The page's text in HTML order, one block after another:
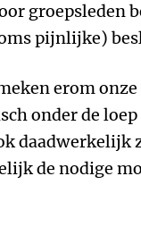
groepsleden
pijnlijke)
erom
onder de loep
daadwerkelijk
de nodige